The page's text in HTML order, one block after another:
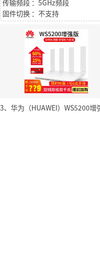
传输频段 ：5GHz频段
固件切换 ：不支持
3、华为（HUAWEI）WS5200